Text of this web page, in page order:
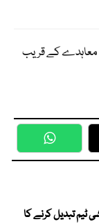
معاہدے کے قریب
ٹیم تبدیل کرنے کا